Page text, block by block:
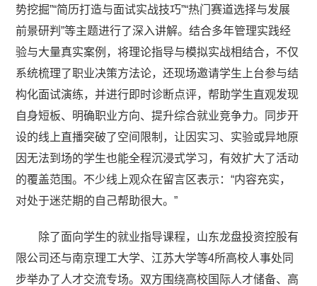
势挖掘”“简历打造与面试实战技巧”“热门赛道选择与发展
前景研判”等主题进行了深入讲解。结合多年管理实践经
验与大量真实案例，将理论指导与模拟实战相结合，不仅
系统梳理了职业决策方法论，还现场邀请学生上台参与结
构化面试演练，并进行即时诊断点评，帮助学生直观发现
自身短板、明确职业方向、提升综合就业竞争力。同步开
设的线上直播突破了空间限制，让因实习、实验或异地原
因无法到场的学生也能全程沉浸式学习，有效扩大了活动
的覆盖范围。不少线上观众在留言区表示：“内容充实，
对处于迷茫期的自己帮助很大。”
除了面向学生的就业指导课程，山东龙盘投资控股有
限公司还与南京理工大学、江苏大学等4所高校人事处同
步举办了人才交流专场。双方围绕高校国际人才储备、高